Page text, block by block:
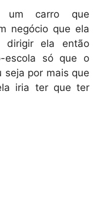
um carro que
negócio que ela
ela então
escola só que o
seja por mais que
iria ter que ter